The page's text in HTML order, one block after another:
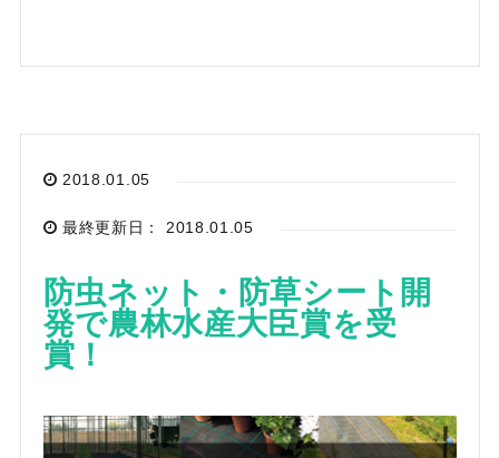
2018.01.05
最終更新日： 2018.01.05
防虫ネット・防草シート開
発で農林水産大臣賞を受
賞！